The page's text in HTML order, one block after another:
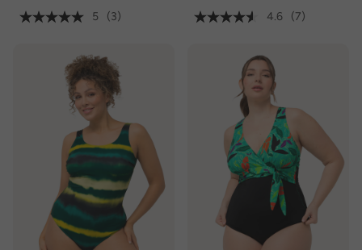
5
(3)
4.6
(7)